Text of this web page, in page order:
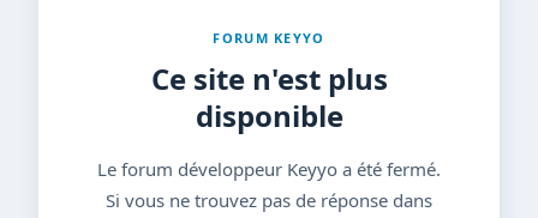
FORUM KEYYO
Ce site n'est plus
disponible
Le forum développeur Keyyo a été fermé.
Si vous ne trouvez pas de réponse dans